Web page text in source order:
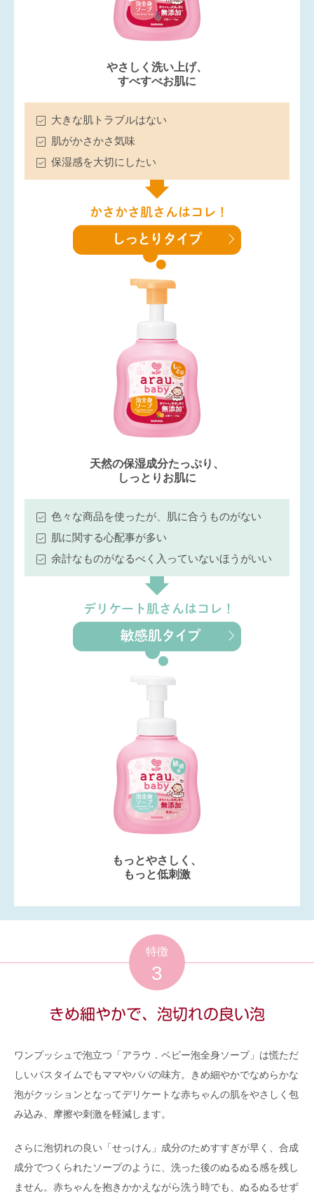
やさしく洗い上げ、
すべすべお肌に
大きな肌トラブルはない
肌がかさかさ気味
保湿感を大切にしたい
天然の保湿成分たっぷり、
しっとりお肌に
色々な商品を使ったが、肌に合うものがない
肌に関する心配事が多い
余計なものがなるべく入っていないほうがいい
もっとやさしく、
もっと低刺激
特徴
3
きめ細やかで、泡切れの良い泡
ワンプッシュで泡立つ「アラウ．ベビー泡全身ソープ」は慌ただ
しいバスタイムでもママやパパの味方。きめ細やかでなめらかな
泡がクッションとなってデリケートな赤ちゃんの肌をやさしく包
み込み、摩擦や刺激を軽減します。
さらに泡切れの良い「せっけん」成分のためすすぎが早く、合成
成分でつくられたソープのように、洗った後のぬるぬる感を残し
ません。赤ちゃんを抱きかかえながら洗う時でも、ぬるぬるせず